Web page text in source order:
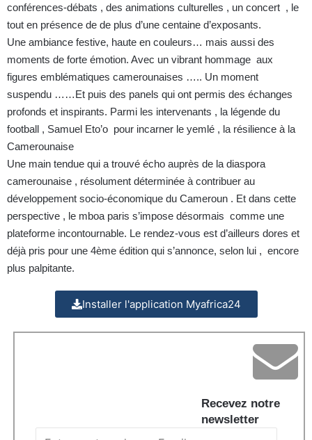
conférences-débats , des animations culturelles , un concert , le
tout en présence de de plus d’une centaine d’exposants.
Une ambiance festive, haute en couleurs… mais aussi des
moments de forte émotion. Avec un vibrant hommage aux
figures emblématiques camerounaises ….. Un moment
suspendu ……Et puis des panels qui ont permis des échanges
profonds et inspirants. Parmi les intervenants , la légende du
football , Samuel Eto’o pour incarner le yemlé , la résilience à la
Camerounaise
Une main tendue qui a trouvé écho auprès de la diaspora
camerounaise , résolument déterminée à contribuer au
développement socio-économique du Cameroun . Et dans cette
perspective , le mboa paris s’impose désormais comme une
plateforme incontournable. Le rendez-vous est d’ailleurs dores et
déjà pris pour une 4ème édition qui s’annonce, selon lui , encore
plus palpitante.
Installer l'application Myafrica24
Recevez notre
newsletter